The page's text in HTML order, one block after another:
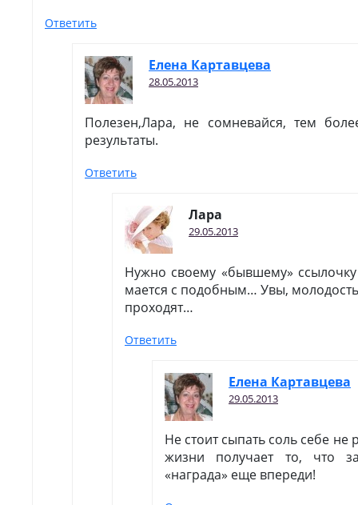
Ответить
Елена Картавцева
28.05.2013
Полезен,Лара, не сомневайся, тем
результаты.
Ответить
Лара
29.05.2013
Нужно своему «бывшему»
мается с подобным… Увы,
проходят…
Ответить
Елена Картавцева
29.05.2013
Не стоит сыпать соль себе
жизни получает то, что
«награда» еще впереди!